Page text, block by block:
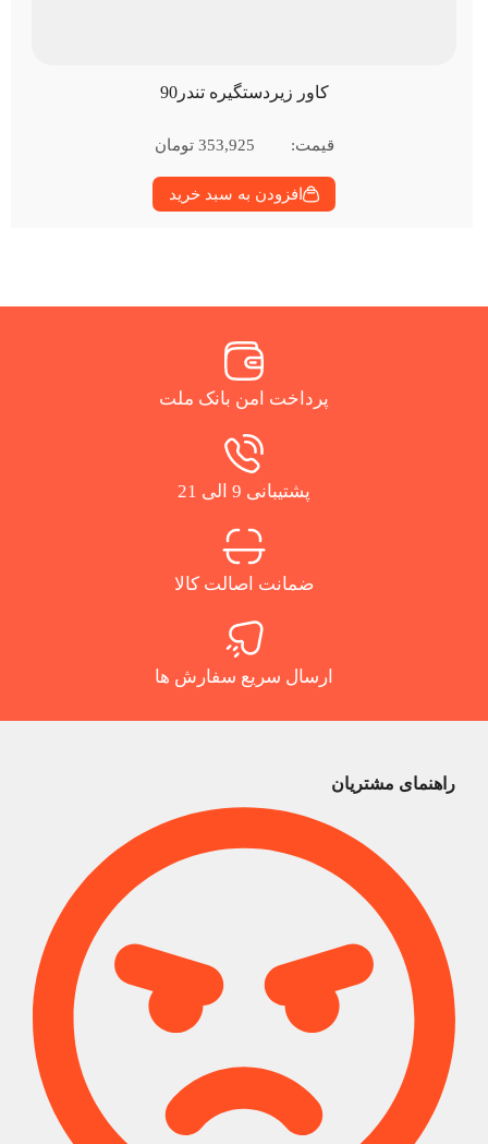
کاور زیردستگیره تندر90
قیمت: 353,925 تومان
افزودن به سبد خرید
پرداخت امن بانک ملت
پشتیبانی 9 الی 21
ضمانت اصالت کالا
ارسال سریع سفارش ها
راهنمای مشتریان